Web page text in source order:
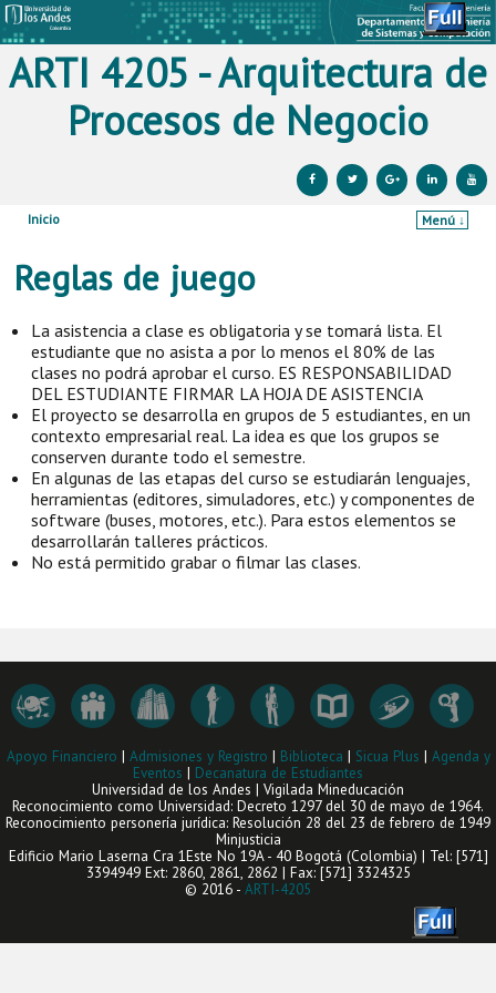
ARTI 4205 - Arquitectura de
Procesos de Negocio
Inicio
Menú ↓
Reglas de juego
La asistencia a clase es obligatoria y se tomará lista. El
estudiante que no asista a por lo menos el 80% de las
clases no podrá aprobar el curso. ES RESPONSABILIDAD
DEL ESTUDIANTE FIRMAR LA HOJA DE ASISTENCIA
El proyecto se desarrolla en grupos de 5 estudiantes, en un
contexto empresarial real. La idea es que los grupos se
conserven durante todo el semestre.
En algunas de las etapas del curso se estudiarán lenguajes,
herramientas (editores, simuladores, etc.) y componentes de
software (buses, motores, etc.). Para estos elementos se
desarrollarán talleres prácticos.
No está permitido grabar o filmar las clases.
Apoyo Financiero | Admisiones y Registro | Biblioteca | Sicua Plus | Agenda y
Eventos | Decanatura de Estudiantes
Universidad de los Andes | Vigilada Mineducación
Reconocimiento como Universidad: Decreto 1297 del 30 de mayo de 1964.
Reconocimiento personería jurídica: Resolución 28 del 23 de febrero de 1949
Minjusticia
Edificio Mario Laserna Cra 1Este No 19A - 40 Bogotá (Colombia) | Tel: [571]
3394949 Ext: 2860, 2861, 2862 | Fax: [571] 3324325
© 2016 - ARTI-4205